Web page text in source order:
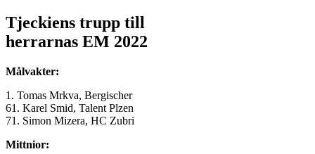
Tjeckiens trupp till
herrarnas EM 2022
Målvakter:
1. Tomas Mrkva, Bergischer
61. Karel Smid, Talent Plzen
71. Simon Mizera, HC Zubri
Mittnior: